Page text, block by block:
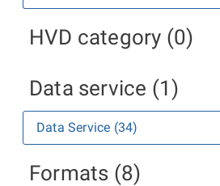
HVD category (0)
Data service (1)
Data Service (34)
Formats (8)